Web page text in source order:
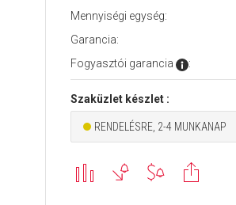
Mennyiségi egység:
Garancia:
Fogyasztói garancia
:
Szaküzlet készlet :
RENDELÉSRE, 2-4 MUNKANAP